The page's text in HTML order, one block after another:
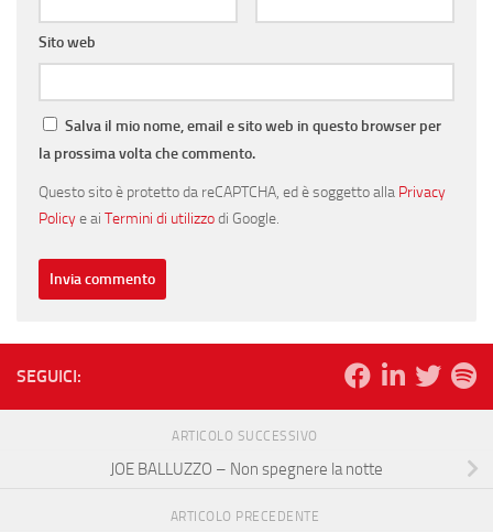
Sito web
Salva il mio nome, email e sito web in questo browser per
la prossima volta che commento.
Questo sito è protetto da reCAPTCHA, ed è soggetto alla Privacy
Policye ai Termini di utilizzodi Google.
SEGUICI:
ARTICOLO SUCCESSIVO
JOE BALLUZZO – Non spegnere la notte
ARTICOLO PRECEDENTE